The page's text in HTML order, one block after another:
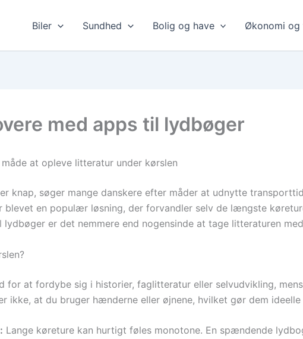
Biler Sundhed Bolig og have Økonomi og
med apps til lydbøger
at opleve litteratur under kørslen
knap, søger mange danskere efter måder at udnytte
blevet en populær løsning, der forvandler selv de længste
er det nemmere end nogensinde at tage litteraturen
for at fordybe sig i historier, faglitteratur eller selvudvikling,
at du bruger hænderne eller øjnene, hvilket gør dem
Lange køreture kan hurtigt føles monotone. En spændende